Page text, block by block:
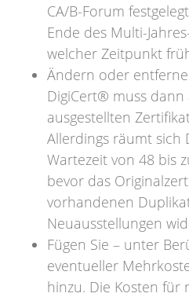
CA/B-Forum
Ende des Multi-
welcher Zeitpunkt
Ändern oder
DigiCert® muss dann
ausgestellten
Allerdings räumt sich
Wartezeit von 48 bis
bevor das
vorhandenen
Neuausstellungen
Fügen Sie – unter
eventueller
hinzu. Die Kosten für